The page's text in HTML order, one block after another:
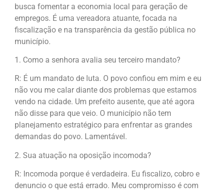
busca fomentar a economia local para geração de
empregos. É uma vereadora atuante, focada na
fiscalização e na transparência da gestão pública no
município.
1. Como a senhora avalia seu terceiro mandato?
R: É um mandato de luta. O povo confiou em mim e eu
não vou me calar diante dos problemas que estamos
vendo na cidade. Um prefeito ausente, que até agora
não disse para que veio. O município não tem
planejamento estratégico para enfrentar as grandes
demandas do povo. Lamentável.
2. Sua atuação na oposição incomoda?
R: Incomoda porque é verdadeira. Eu fiscalizo, cobro e
denuncio o que está errado. Meu compromisso é com